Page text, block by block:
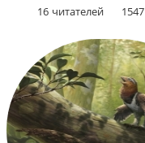
16 читателей 1547